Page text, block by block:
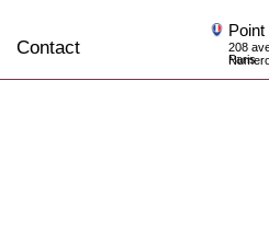
Point de retrait
208 avenue de Versailles,
Numero: +33 7 57 69 07 45